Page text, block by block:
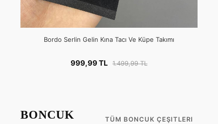
Bordo Serlin Gelin Kına Tacı Ve Küpe Takımı
999,99 TL 1.499,99 TL
BONCUK
TÜM BONCUK ÇEŞITLERI